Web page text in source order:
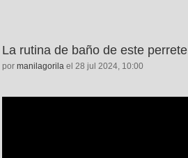
La rutina de baño de este perrete
por manilagorila el 28 jul 2024, 10:00